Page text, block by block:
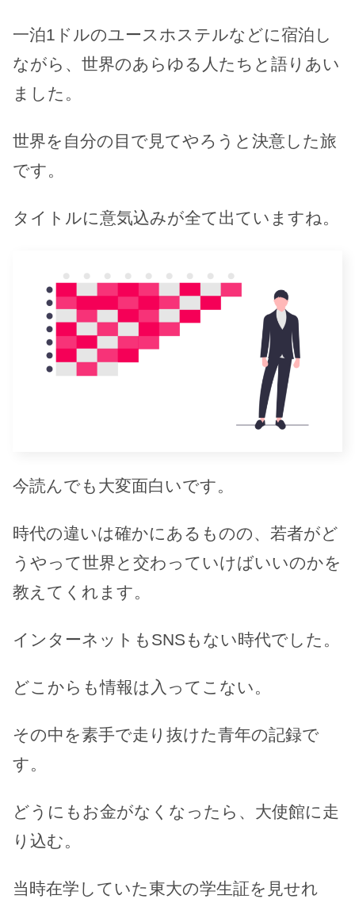
一泊1ドルのユースホステルなどに宿泊し
ながら、世界のあらゆる人たちと語りあい
ました。
世界を自分の目で見てやろうと決意した旅
です。
タイトルに意気込みが全て出ていますね。
今読んでも大変面白いです。
時代の違いは確かにあるものの、若者がど
うやって世界と交わっていけばいいのかを
教えてくれます。
インターネットもSNSもない時代でした。
どこからも情報は入ってこない。
その中を素手で走り抜けた青年の記録で
す。
どうにもお金がなくなったら、大使館に走
り込む。
当時在学していた東大の学生証を見せれ